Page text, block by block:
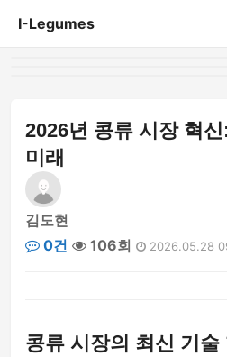
I-Legumes
2026년 콩류 시장 혁
미래
김도현
0건
106회 2026.05.28
콩류 시장의 최신 기술